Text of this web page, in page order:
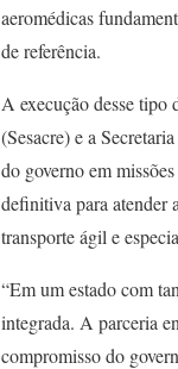
aeromédicas
de referência.
A execução desse tipo
(Sesacre) e a
do governo em
definitiva para atender
transporte ágil e
“Em um estado com
integrada. A parceria
compromisso do